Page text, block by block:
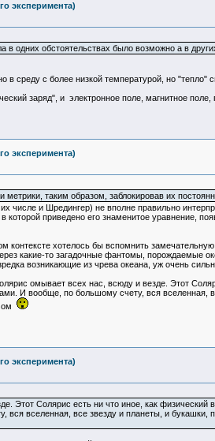
эксперимента)
в одних обстоятельствах было возможно а в
среду с более низкой температурой, но "тепло"
заряд", и электронное поле, магнитное поле,
эксперимента)
таким образом, заблокировав их
числе и Шредингер) не вполне правильно
приведено его знаменитое уравнение,
контексте хотелось бы вспомнить
какие-то загадочные фантомы, порождаемые
возникающие из чрева океана, уж очень
омывает всех нас, всюду и везде. Этот
И вообще, по большому счету, вся вселенная,
эксперимента)
Этот Солярис есть ни что иное, как
вселенная, все звезду и планеты, и букашки,